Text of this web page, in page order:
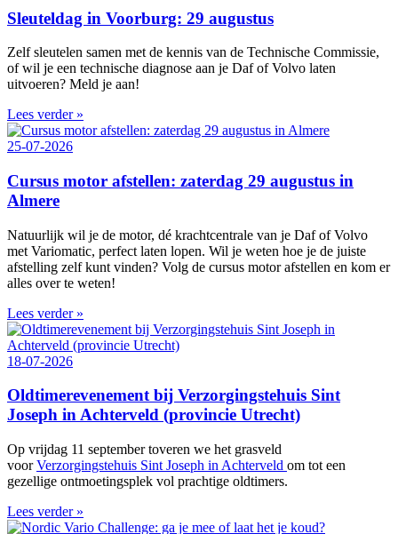
Sleuteldag in Voorburg: 29 augustus
Zelf sleutelen samen met de kennis van de Technische Commissie,
of wil je een technische diagnose aan je Daf of Volvo laten
uitvoeren? Meld je aan!
Lees verder »
25-07-2026
Cursus motor afstellen: zaterdag 29 augustus in
Almere
Natuurlijk wil je de motor, dé krachtcentrale van je Daf of Volvo
met Variomatic, perfect laten lopen. Wil je weten hoe je de juiste
afstelling zelf kunt vinden? Volg de cursus motor afstellen en kom er
alles over te weten!
Lees verder »
18-07-2026
Oldtimerevenement bij Verzorgingstehuis Sint
Joseph in Achterveld (provincie Utrecht)
Op vrijdag 11 september toveren we het grasveld
voorVerzorgingstehuis Sint Joseph in Achterveld om tot een
gezellige ontmoetingsplek vol prachtige oldtimers.
Lees verder »